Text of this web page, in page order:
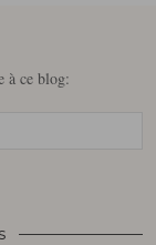
à ce blog: